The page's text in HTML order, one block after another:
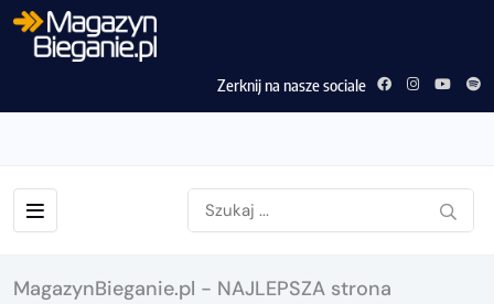
Zerknij na nasze sociale
MagazynBieganie.pl - NAJLEPSZA strona